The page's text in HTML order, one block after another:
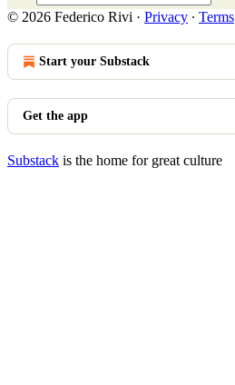
© 2026 Federico Rivi · Privacy ∙ Terms
Start your Substack
Get the app
Substack is the home for great culture